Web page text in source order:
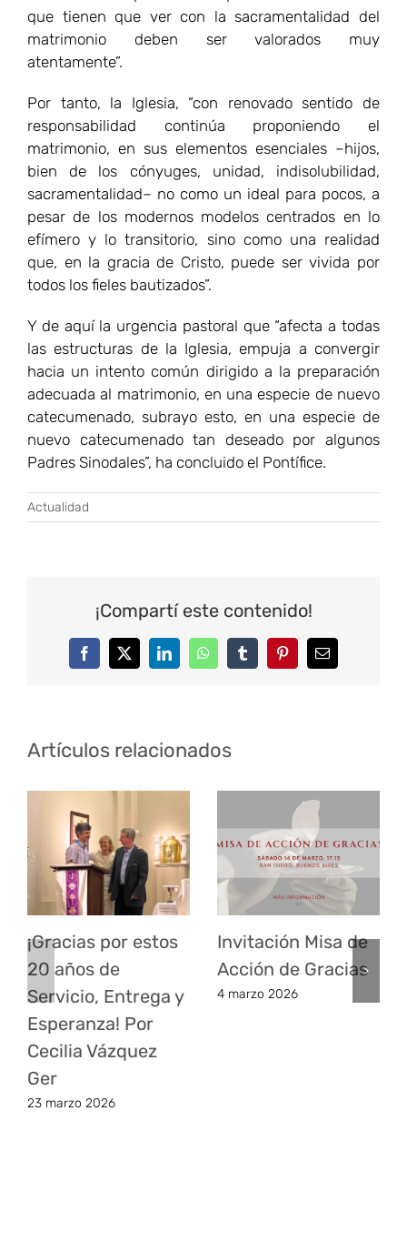
que tienen que ver con la sacramentalidad del
matrimonio deben ser valorados muy
atentamente”.
Por tanto, la Iglesia, “con renovado sentido de
responsabilidad continúa proponiendo el
matrimonio, en sus elementos esenciales –hijos,
bien de los cónyuges, unidad, indisolubilidad,
sacramentalidad– no como un ideal para pocos, a
pesar de los modernos modelos centrados en lo
efímero y lo transitorio, sino como una realidad
que, en la gracia de Cristo, puede ser vivida por
todos los fieles bautizados”.
Y de aquí la urgencia pastoral que “afecta a todas
las estructuras de la Iglesia, empuja a convergir
hacia un intento común dirigido a la preparación
adecuada al matrimonio, en una especie de nuevo
catecumenado, subrayo esto, en una especie de
nuevo catecumenado tan deseado por algunos
Padres Sinodales”, ha concluido el Pontífice.
Actualidad
¡Compartí este contenido!
FacebookTwitterLinkedInWhatsAppTumblrPinterestCorreo
Artículos relacionados
¡Gracias por estos
20 años de
Servicio, Entrega y
Esperanza! Por
Cecilia Vázquez
Ger
23 marzo 2026
Invitación Misa de
Acción de Gracias
4 marzo 2026